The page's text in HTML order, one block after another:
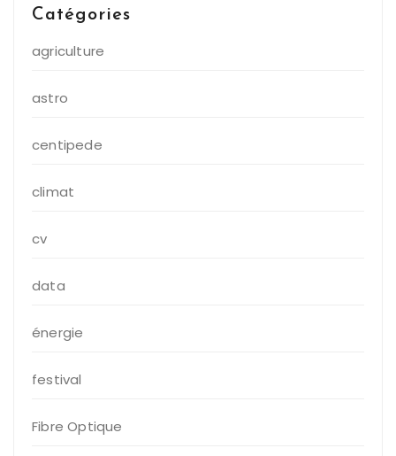
Catégories
agriculture
astro
centipede
climat
cv
data
énergie
festival
Fibre Optique